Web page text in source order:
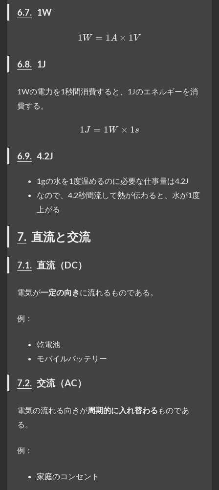
6.7. 1W
1W = 1A \times 1V
1 W = 1A × 1 V
6.8. 1J
1Wの電力を1秒間消費すると、1Jのエネルギーを消
費する。
1J = 1W \times 1s
1J = 1 W × 1s
6.9. 4.2J
1gの水を1度温めるのに必要な仕事量は4.2J
なので、4.2秒間流して熱が伝わると、水が1度
上がる
7. 直流と交流
7.1. 直流（DC）
電気が一定の向きに流れるものである。
例：
乾電池
モバイルバッテリー
7.2. 交流（AC）
電気の流れる向きが周期的に入れ替わる ものであ
る。
例：
家庭のコンセント